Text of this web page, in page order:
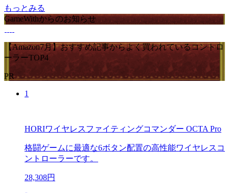
もっとみる
GameWithからのお知らせ
【Amazon7月】おすすめ記事からよく買われているコントロ
ーラーTOP4
PR
1
HORIワイヤレスファイティングコマンダー OCTA Pro
格闘ゲームに最適な6ボタン配置の高性能ワイヤレスコ
ントローラーです。
28,308円